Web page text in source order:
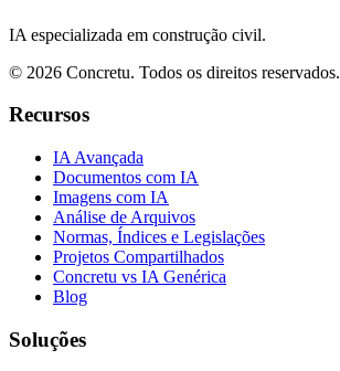
IA especializada em construção civil.
© 2026 Concretu. Todos os direitos reservados.
Recursos
IA Avançada
Documentos com IA
Imagens com IA
Análise de Arquivos
Normas, Índices e Legislações
Projetos Compartilhados
Concretu vs IA Genérica
Blog
Soluções